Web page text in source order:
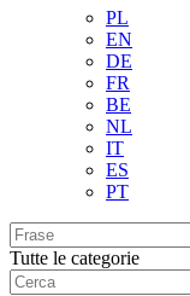
PL
EN
DE
FR
BE
NL
IT
ES
PT
Tutte le categorie